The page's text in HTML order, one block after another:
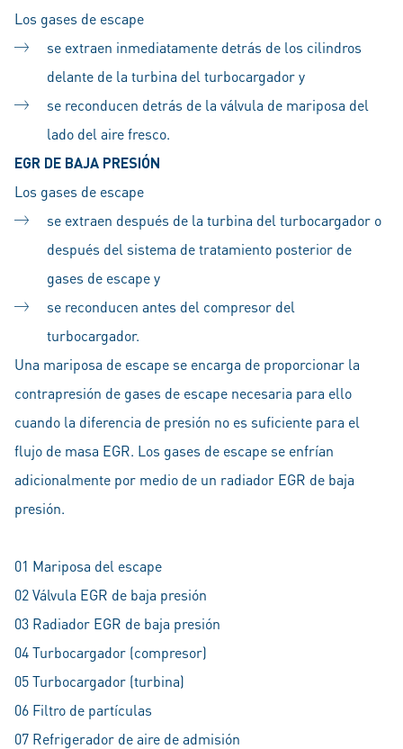
Los gases de escape
se extraen inmediatamente detrás de los cilindros
delante de la turbina del turbocargador y
se reconducen detrás de la válvula de mariposa del
lado del aire fresco.
EGR DE BAJA PRESIÓN
Los gases de escape
se extraen después de la turbina del turbocargador o
después del sistema de tratamiento posterior de
gases de escape y
se reconducen antes del compresor del
turbocargador.
Una mariposa de escape se encarga de proporcionar la
contrapresión de gases de escape necesaria para ello
cuando la diferencia de presión no es suficiente para el
flujo de masa EGR. Los gases de escape se enfrían
adicionalmente por medio de un radiador EGR de baja
presión.
01 Mariposa del escape
02 Válvula EGR de baja presión
03 Radiador EGR de baja presión
04 Turbocargador (compresor)
05 Turbocargador (turbina)
06 Filtro de partículas
07 Refrigerador de aire de admisión